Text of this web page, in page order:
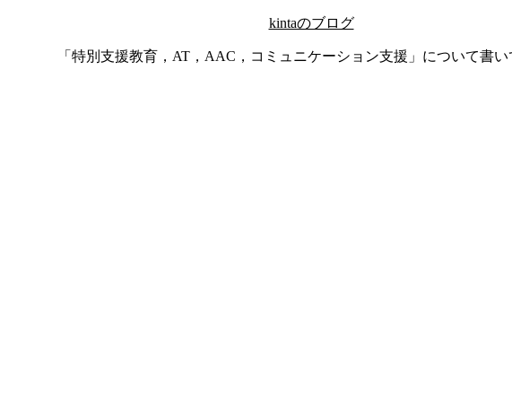
kintaのブログ
「特別支援教育，AT，AAC，コミュニケーション支援」について書